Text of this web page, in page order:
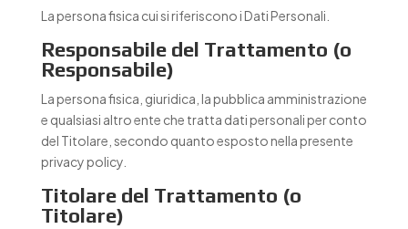
La persona fisica cui si riferiscono i Dati Personali.
Responsabile del Trattamento (o
Responsabile)
La persona fisica, giuridica, la pubblica amministrazione
e qualsiasi altro ente che tratta dati personali per conto
del Titolare, secondo quanto esposto nella presente
privacy policy.
Titolare del Trattamento (o
Titolare)